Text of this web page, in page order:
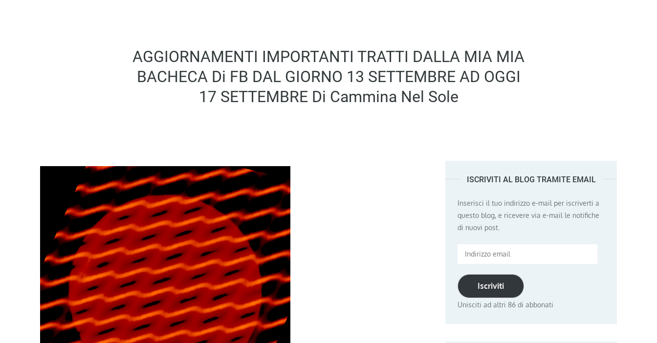
AGGIORNAMENTI IMPORTANTI TRATTI DALLA MIA MIA
BACHECA Di FB DAL GIORNO 13 SETTEMBRE AD OGGI
17 SETTEMBRE Di Cammina Nel Sole
ISCRIVITI AL BLOG TRAMITE EMAIL
Inserisci il tuo indirizzo e-mail per iscriverti a
questo blog, e ricevere via e-mail le notifiche
di nuovi post.
Indirizzo
Iscriviti
Unisciti ad altri 86 di abbonati